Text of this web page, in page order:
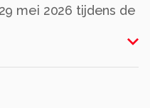
mei 2026 tijdens de